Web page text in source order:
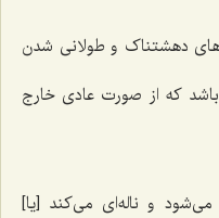
دهشتناک و طولانی شدن
باشد که از صورت عادی خارج
و ناله‌ای می‌کند [یا]